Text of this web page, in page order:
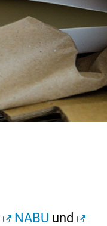
NABU und